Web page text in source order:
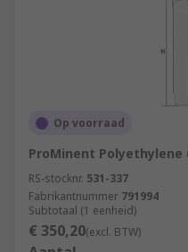
Op voorraad
ProMinent Polyethylene
RS-stocknr. 531-337
Fabrikantnummer 791994
Subtotaal (1 eenheid)
€ 350,20(excl. BTW)